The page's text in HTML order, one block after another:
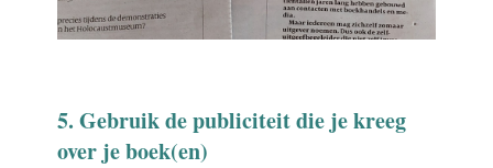
5. Gebruik de publiciteit die je kreeg
over je boek(en)